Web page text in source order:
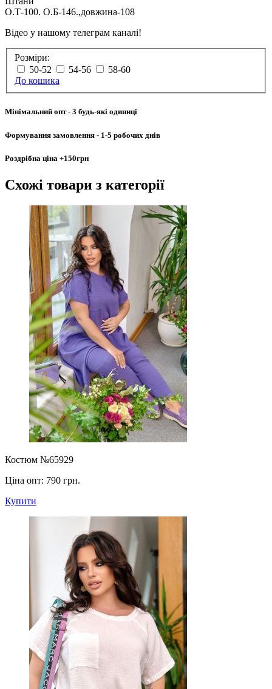
О.Т-100. О.Б-146.,довжина-108
Відео у нашому телеграм каналі!
Розміри:
50-52
54-56
58-60
До кошика
Мінімальний опт- 3 будь-які одиниці
Формування замовлення - 1-5 робочих днів
Роздрібна ціна +150грн
Схожі товари з категорії
Костюм №65929
Ціна опт: 790 грн.
Купити